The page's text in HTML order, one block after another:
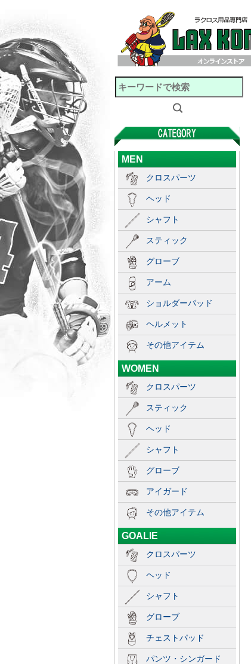
MEN
クロスパーツ
ヘッド
シャフト
スティック
グローブ
アーム
ショルダーパッド
ヘルメット
その他アイテム
WOMEN
クロスパーツ
スティック
ヘッド
シャフト
グローブ
アイガード
その他アイテム
GOALIE
クロスパーツ
ヘッド
シャフト
グローブ
チェストパッド
パンツ・シンガード